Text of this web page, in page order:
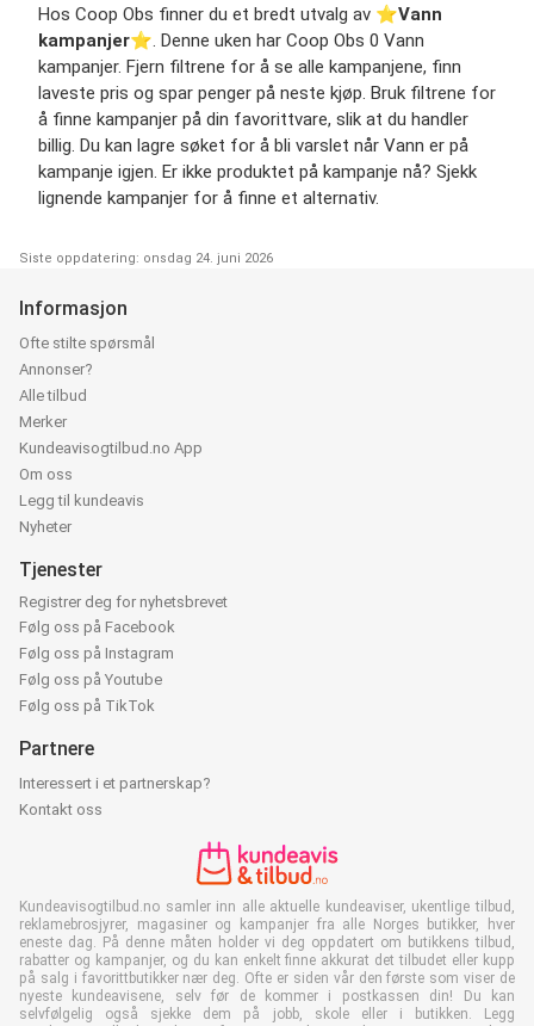
Hos Coop Obs finner du et bredt utvalg av ⭐️Vann
kampanjer⭐️. Denne uken har Coop Obs 0 Vann
kampanjer. Fjern filtrene for å se alle kampanjene, finn
laveste pris og spar penger på neste kjøp. Bruk filtrene for
å finne kampanjer på din favorittvare, slik at du handler
billig. Du kan lagre søket for å bli varslet når Vann er på
kampanje igjen. Er ikke produktet på kampanje nå? Sjekk
lignende kampanjer for å finne et alternativ.
Siste oppdatering: onsdag 24. juni 2026
Informasjon
Ofte stilte spørsmål
Annonser?
Alle tilbud
Merker
Kundeavisogtilbud.no App
Om oss
Legg til kundeavis
Nyheter
Tjenester
Registrer deg for nyhetsbrevet
Følg oss på Facebook
Følg oss på Instagram
Følg oss på Youtube
Følg oss på TikTok
Partnere
Interessert i et partnerskap?
Kontakt oss
Kundeavisogtilbud.no samler inn alle aktuelle kundeaviser, ukentlige tilbud,
reklamebrosjyrer, magasiner og kampanjer fra alle Norges butikker, hver
eneste dag. På denne måten holder vi deg oppdatert om butikkens tilbud,
rabatter og kampanjer, og du kan enkelt finne akkurat det tilbudet eller kupp
på salg i favorittbutikker nær deg. Ofte er siden vår den første som viser de
nyeste kundeavisene, selv før de kommer i postkassen din! Du kan
selvfølgelig også sjekke dem på jobb, skole eller i butikken. Legg